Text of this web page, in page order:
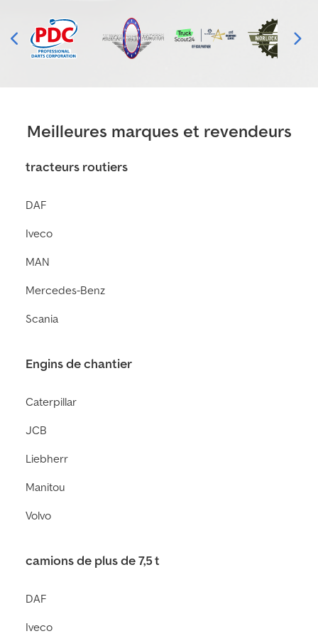
Meilleures marques et revendeurs
tracteurs routiers
DAF
Iveco
MAN
Mercedes-Benz
Scania
Engins de chantier
Caterpillar
JCB
Liebherr
Manitou
Volvo
camions de plus de 7,5 t
DAF
Iveco